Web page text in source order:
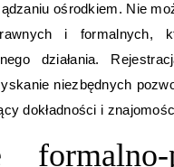
ośrodkiem. Nie
i formalnych,
działania.
niezbędnych
dokładności i
formalno-